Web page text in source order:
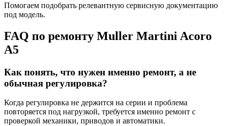
Помогаем подобрать релевантную сервисную документацию
под модель.
FAQ по ремонту Muller Martini Acoro
A5
Как понять, что нужен именно ремонт, а не
обычная регулировка?
Когда регулировка не держится на серии и проблема
повторяется под нагрузкой, требуется именно ремонт с
проверкой механики, приводов и автоматики.